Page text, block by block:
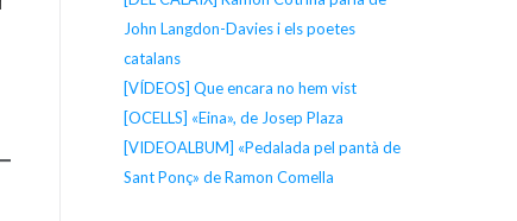
John Langdon-Davies i els poetes
catalans
[VÍDEOS] Que encara no hem vist
[OCELLS] «Eina», de Josep Plaza
[VIDEOALBUM] «Pedalada pel pantà de
Sant Ponç» de Ramon Comella